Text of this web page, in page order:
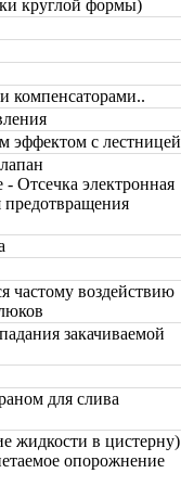
круглой формы)
компенсаторами..
эффектом с лестницей
Отсечка электронная
предотвращения
частому воздействию
закачиваемой
для слива
жидкости в цистерну)
опорожнение